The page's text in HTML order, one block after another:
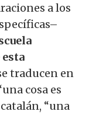
a los
traducen en
cosa es
“una